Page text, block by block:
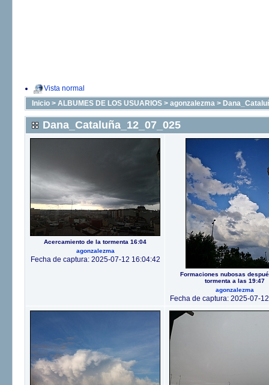
Vista normal
Inicio > ALBUMES DE LOS USUARIOS > agonzalezma >
Dana_Cataluña_12_07_025
Acercamiento de la tormenta 16:04
agonzalezma
Fecha de captura: 2025-07-12 16:04:42
Formaciones nubosas
tormenta a las 19:47
agonzalezma
Fecha de captura: 2025-07-